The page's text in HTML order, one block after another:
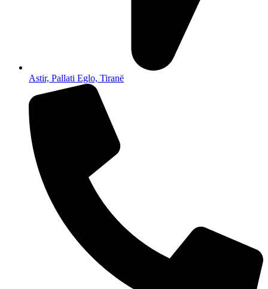
Astir, Pallati Eglo, Tiranë